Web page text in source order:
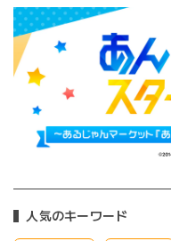
人気のキーワード